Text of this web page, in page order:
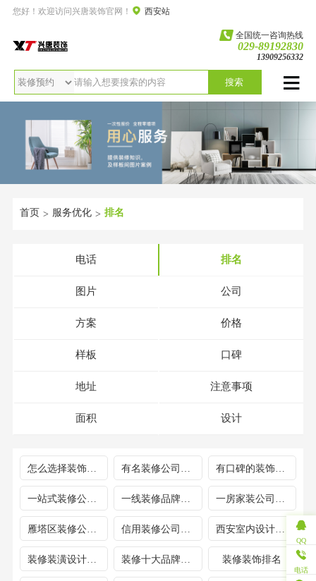
您好！欢迎访问兴唐装饰官网！ 西安站
全国统一咨询热线
029-89192830
13909256332
搜索
首页 > 服务优化 > 排名
电话 排名
图片 公司
方案 价格
样板 口碑
地址 注意事项
面积 设计
怎么选择装饰公司排名 有口碑的装饰公司排名
一站式装修公司排名
雁塔区装修公司排名 西安室内设计装修公司排名
装修装潢设计公司排名 装修装饰排名
QQ
电话